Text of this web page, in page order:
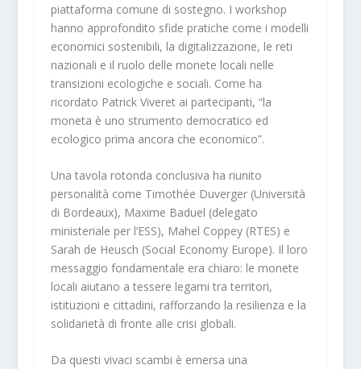
piattaforma comune di sostegno. I workshop
hanno approfondito sfide pratiche come i modelli
economici sostenibili, la digitalizzazione, le reti
nazionali e il ruolo delle monete locali nelle
transizioni ecologiche e sociali. Come ha
ricordato Patrick Viveret ai partecipanti, “la
moneta è uno strumento democratico ed
ecologico prima ancora che economico”.
Una tavola rotonda conclusiva ha riunito
personalità come Timothée Duverger (Università
di Bordeaux), Maxime Baduel (delegato
ministeriale per l’ESS), Mahel Coppey (RTES) e
Sarah de Heusch (Social Economy Europe). Il loro
messaggio fondamentale era chiaro: le monete
locali aiutano a tessere legami tra territori,
istituzioni e cittadini, rafforzando la resilienza e la
solidarietà di fronte alle crisi globali.
Da questi vivaci scambi è emersa una